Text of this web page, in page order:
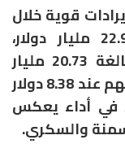
قوية خلال
الربع الثاني من 2026 بلغت 22.97 مليار دولار،
متجاوزة توقعات وول ستريت البالغة 20.73 مليار
دولار، فيما سجلت أرباحًا معدلة للسهم عند 8.38 دولار
بلغت 6.01 دولار، في أداء يعكس
والسكري.